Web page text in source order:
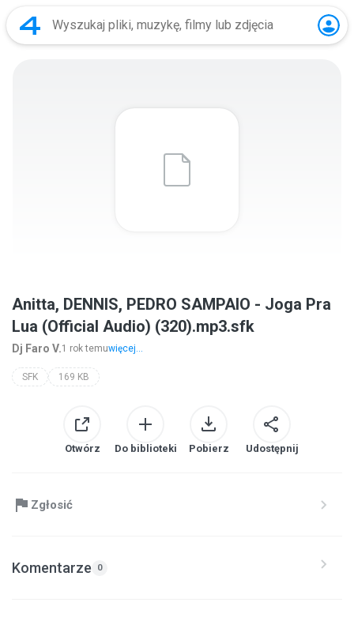
Anitta, DENNIS, PEDRO SAMPAIO - Joga Pra
Lua (Official Audio) (320).mp3.sfk
Dj Faro V.1 rok temuwięcej...
SFK 169 KB
Otwórz Do biblioteki Pobierz Udostępnij
Zgłosić
Komentarze 0